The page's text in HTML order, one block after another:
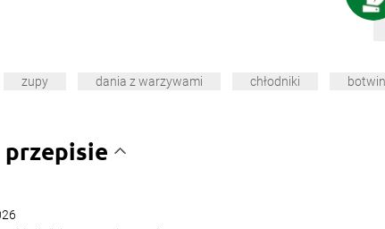
zupy dania z warzywami chłodniki